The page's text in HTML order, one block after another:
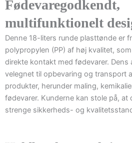
Fødevaregodkendt,
multifunktionelt
Denne 18-liters runde plasttønde er
polypropylen (PP) af høj kvalitet,
direkte kontakt med fødevarer. Dens
velegnet til opbevaring og transport
produkter, herunder maling,
fødevarer. Kunderne kan stole på,
strenge sikkerheds- og